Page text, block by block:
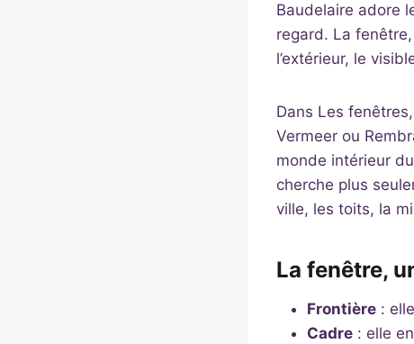
Baudelaire adore
regard. La
l’extérieur, le
Dans Les
Vermeer ou
monde intérieur
cherche plus
ville, les toits, la
La fenêtre,
Frontière :
Cadre : elle